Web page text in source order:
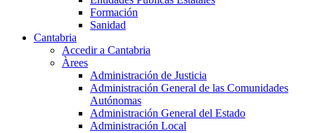
Formación
Sanidad
Cantabria
Accedir a Cantabria
Àrees
Administración de Justicia
Administración General de las Comunidades
Autónomas
Administración General del Estado
Administración Local